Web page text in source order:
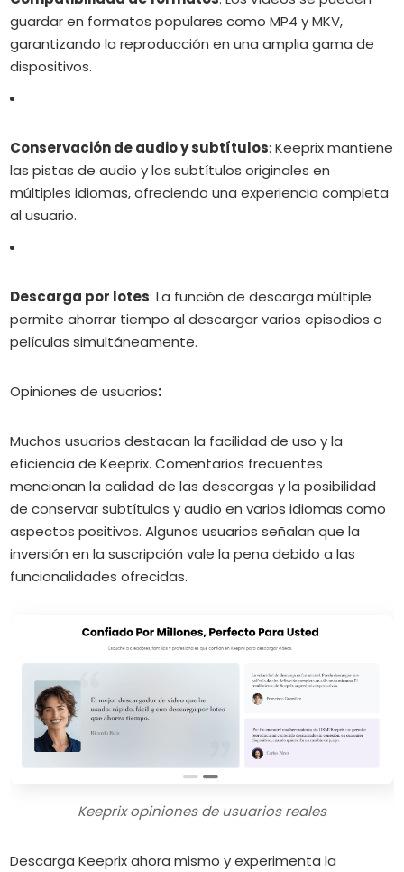
guardar en formatos populares como MP4 y MKV,
garantizando la reproducción en una amplia gama de
dispositivos.
Conservación de audio y subtítulos:Keeprix mantiene
las pistas de audio y los subtítulos originales en
múltiples idiomas, ofreciendo una experiencia completa
al usuario.
Descarga por lotes:La función de descarga múltiple
permite ahorrar tiempo al descargar varios episodios o
películas simultáneamente.
Opiniones de usuarios:
Muchos usuarios destacan la facilidad de uso y la
eficiencia de Keeprix. Comentarios frecuentes
mencionan la calidad de las descargas y la posibilidad
de conservar subtítulos y audio en varios idiomas como
aspectos positivos. Algunos usuarios señalan que la
inversión en la suscripción vale la pena debido a las
funcionalidades ofrecidas.
Keeprix opiniones de usuarios reales
Descarga Keeprix ahora mismo y experimenta la